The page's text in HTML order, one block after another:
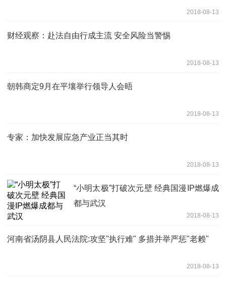
2018-08-13
财经观察：赴法自由行成主流 安全风险当警惕
2018-08-13
朝韩商定9月在平壤举行领导人会晤
2018-08-13
专家：加快发展应急产业正当其时
2018-08-13
“小明太极”打破次元壁 经典国漫IP燃爆成
都与武汉
2018-08-13
河南省汤阴县人民法院:攻坚"执行难" 多措并举严惩"老赖"
2018-08-13